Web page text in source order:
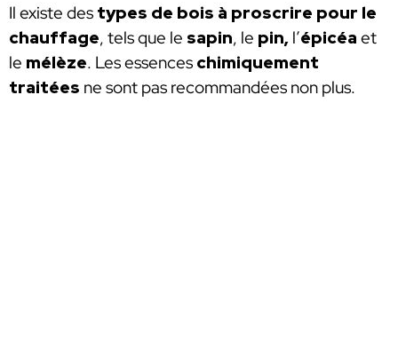
Il existe des types de bois à proscrire pour le
chauffage, tels que le sapin, le pin, l’épicéa et
le mélèze. Les essences chimiquement
traitées ne sont pas recommandées non plus.